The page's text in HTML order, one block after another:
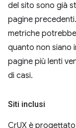
del sito sono già
pagine
metriche
quanto non siano
pagine più lenti
di casi.
Siti inclusi
CrUX è